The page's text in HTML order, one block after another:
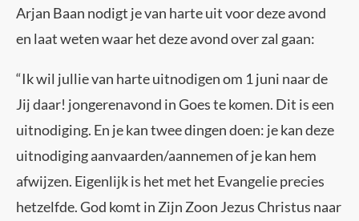
Arjan Baan nodigt je van harte uit voor deze avond
en laat weten waar het deze avond over zal gaan:
“Ik wil jullie van harte uitnodigen om 1 juni naar de
Jij daar! jongerenavond in Goes te komen. Dit is een
uitnodiging. En je kan twee dingen doen: je kan deze
uitnodiging aanvaarden/aannemen of je kan hem
afwijzen. Eigenlijk is het met het Evangelie precies
hetzelfde. God komt in Zijn Zoon Jezus Christus naar